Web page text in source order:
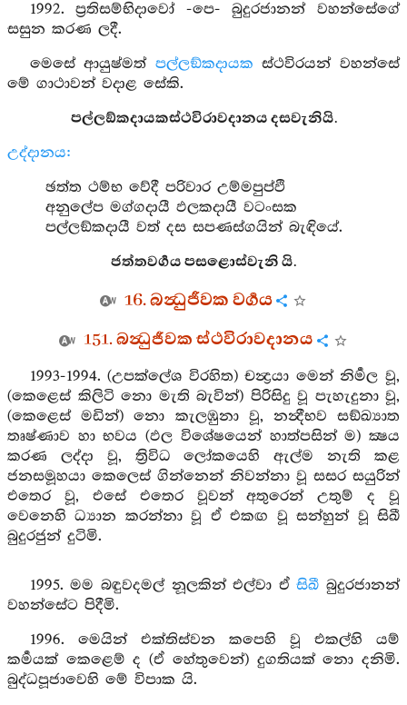
1992. ප්‍රතිසම්භිදාවෝ -පෙ- බුදුරජානන් වහන්සේගේ
සසුන කරණ ලදී.
මෙසේ ආයුෂ්මත් පල්ලඞ්කදායක ස්ථවිරයන් වහන්සේ
මේ ගාථාවන් වදාළ සේකි.
පල්ලඞ්කදායකස්ථවිරාවදානය දසවැනියි.
උද්දානය:
ඡත්ත ථම්භ වේදී පරිවාර උම්මපුප්ඵි
අනුලේප මග්ගදායී ඵලකදායී වටංසක
පල්ලඞ්කදායී වත් දස සපණස්ගයින් බැඳියේ.
ජත්තවර්‍ගය පසළොස්වැනි යි.
16. බන්‍ධුජීවක වර්‍ගය
151. බන්‍ධුජීවක ස්ථවිරාවදානය
1993-1994. (උපක්ලේශ විරහිත) චන්‍ද්‍රයා මෙන් නිර්‍මල වූ,
(කෙළෙස් කිලිටි නො මැති බැවින්) පිරිසිදු වූ පැහැදුනා වූ,
(කෙළෙස් මඩින්) නො කැලඹුනා වූ, නන්‍දීභව සඞ්ඛ්‍යාත
තෘෂ්ණාව හා භවය (ඵල විශේෂයෙන් හාත්පසින් ම) ක්‍ෂය
කරණ ලද්දා වූ, ත්‍රිවිධ ලෝකයෙහි ඇල්ම නැති කළ
ජනසමූහයා කෙලෙස් ගින්නෙන් නිවන්නා වූ සසර සයුරින්
එතෙර වූ, එසේ එතෙර වූවන් අතුරෙන් උතුම් ද වූ
වෙනෙහි ධ්‍යාන කරන්නා වූ ඒ එකඟ වූ සන්හුන් වූ සිඛී
බුදුරජුන් දුටිමි.
1995. මම බඳුවදමල් නූලකින් එල්වා ඒසිඛී බුදුරජානන්
වහන්සේට පිදීමි.
1996. මෙයින් එක්තිස්වන කපෙහි වූ එකල්හි යම්
කර්‍මයක් කෙළෙම් ද (ඒ හේතුවෙන්) දුගතියක් නො දනිමි.
බුද්ධපූජාවෙහි මේ විපාක යි.